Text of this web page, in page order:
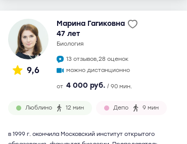
9,6
Марина Гагиковна
47 лет
биология
13 отзывов,28 оценок
можно дистанционно
от 4 000 руб. / 90 мин.
Люблино 12 мин Депо 9 мин
в 1999 г. окончила Московский институт открытого